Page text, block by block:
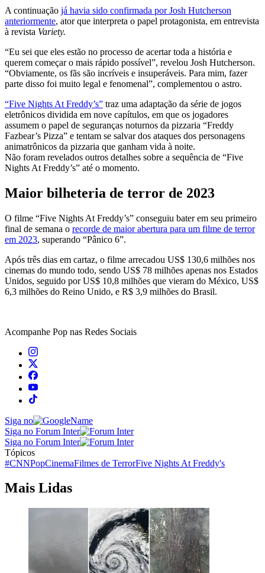
A continuação já havia sido confirmada por Josh Hutcherson
anteriormente, ator que interpreta o papel protagonista, em entrevista
à revista Variety.
“Eu sei que eles estão no processo de acertar toda a história e
querem começar o mais rápido possível”, revelou Josh Hutcherson.
“Obviamente, os fãs são incríveis e insuperáveis. Para mim, fazer
parte disso foi muito legal e fenomenal”, complementou o astro.
“Five Nights At Freddy’s” traz uma adaptação da série de jogos
eletrônicos dividida em nove capítulos, em que os jogadores
assumem o papel de seguranças noturnos da pizzaria “Freddy
Fazbear’s Pizza” e tentam se salvar dos ataques dos personagens
animatrônicos da pizzaria que ganham vida à noite.
Não foram revelados outros detalhes sobre a sequência de “Five
Nights At Freddy’s” até o momento.
Maior bilheteria de terror de 2023
O filme “Five Nights At Freddy’s” conseguiu bater em seu primeiro
final de semana o recorde de maior abertura para um filme de terror
em 2023, superando “Pânico 6”.
Após três dias em cartaz, o filme arrecadou US$ 130,6 milhões nos
cinemas do mundo todo, sendo US$ 78 milhões apenas nos Estados
Unidos, seguido por US$ 10,8 milhões que vieram do México, US$
6,3 milhões do Reino Unido, e R$ 3,9 milhões do Brasil.
Acompanhe Pop nas Redes Sociais
Siga no
Siga no Forum Inter
Siga no Forum Inter
Tópicos
#CNNPopCinemaFilmes de TerrorFive Nights At Freddy's
Mais Lidas